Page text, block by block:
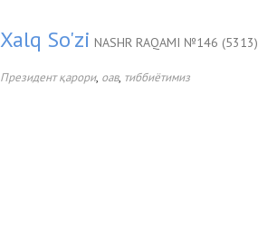
Xalq So'zi NASHR RAQAMI №146 (5313)
Президент қарори, оав, тиббиётимиз